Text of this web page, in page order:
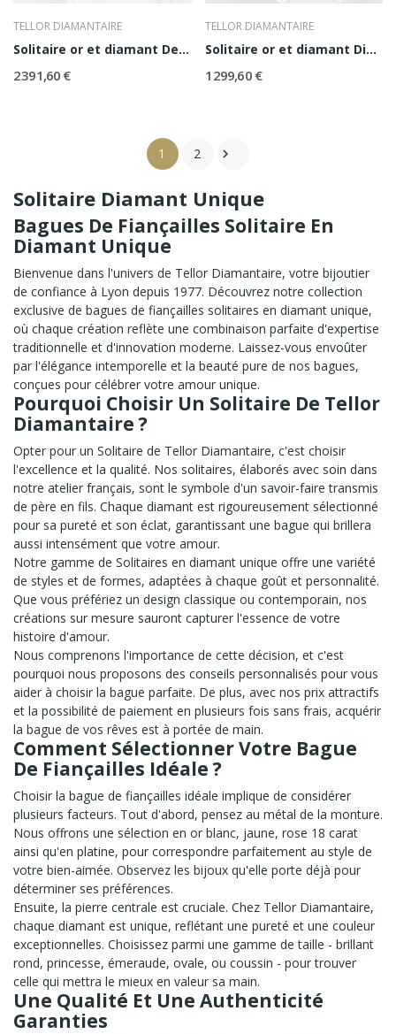
TELLOR DIAMANTAIRE
Solitaire or et diamant Denise 0,40 ct
2 391,60 €
TELLOR DIAMANTAIRE
Solitaire or et diamant Diana 0,20 ct
1 299,60 €
1 2 
Solitaire Diamant Unique
Bagues De Fiançailles Solitaire En
Diamant Unique
Bienvenue dans l'univers de Tellor Diamantaire, votre bijoutier
de confiance à Lyon depuis 1977. Découvrez notre collection
exclusive de bagues de fiançailles solitaires en diamant unique,
où chaque création reflète une combinaison parfaite d'expertise
traditionnelle et d'innovation moderne. Laissez-vous envoûter
par l'élégance intemporelle et la beauté pure de nos bagues,
conçues pour célébrer votre amour unique.
Pourquoi Choisir Un Solitaire De Tellor
Diamantaire ?
Opter pour un Solitaire de Tellor Diamantaire, c'est choisir
l'excellence et la qualité. Nos solitaires, élaborés avec soin dans
notre atelier français, sont le symbole d'un savoir-faire transmis
de père en fils. Chaque diamant est rigoureusement sélectionné
pour sa pureté et son éclat, garantissant une bague qui brillera
aussi intensément que votre amour.
Notre gamme de Solitaires en diamant unique offre une variété
de styles et de formes, adaptées à chaque goût et personnalité.
Que vous préfériez un design classique ou contemporain, nos
créations sur mesure sauront capturer l'essence de votre
histoire d'amour.
Nous comprenons l'importance de cette décision, et c'est
pourquoi nous proposons des conseils personnalisés pour vous
aider à choisir la bague parfaite. De plus, avec nos prix attractifs
et la possibilité de paiement en plusieurs fois sans frais, acquérir
la bague de vos rêves est à portée de main.
Comment Sélectionner Votre Bague
De Fiançailles Idéale ?
Choisir la bague de fiançailles idéale implique de considérer
plusieurs facteurs. Tout d'abord, pensez au métal de la monture.
Nous offrons une sélection en or blanc, jaune, rose 18 carat
ainsi qu'en platine, pour correspondre parfaitement au style de
votre bien-aimée. Observez les bijoux qu'elle porte déjà pour
déterminer ses préférences.
Ensuite, la pierre centrale est cruciale. Chez Tellor Diamantaire,
chaque diamant est unique, reflétant une pureté et une couleur
exceptionnelles. Choisissez parmi une gamme de taille - brillant
rond, princesse, émeraude, ovale, ou coussin - pour trouver
celle qui mettra le mieux en valeur sa main.
Une Qualité Et Une Authenticité
Garanties